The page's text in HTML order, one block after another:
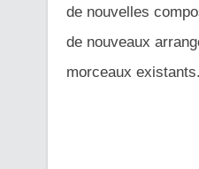
de nouvelles
de nouveaux
morceaux existants.